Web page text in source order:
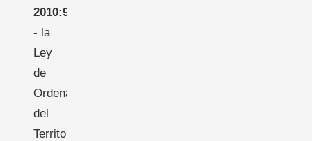
2010:900)
- la
Ley
de
Ordenación
del
Territorio